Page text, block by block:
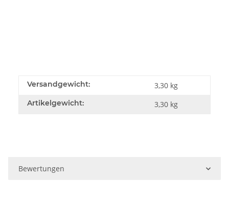
Versandgewicht: 3,30 kg
Artikelgewicht: 3,30 kg
Bewertungen